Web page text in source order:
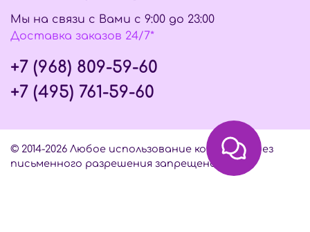
Мы на связи с Вами с 9:00 до 23:00
Доставка заказов 24/7*
+7 (968) 809-59-60
+7 (495) 761-59-60
© 2014-2026 Любое использование контента без
письменного разрешения запрещено